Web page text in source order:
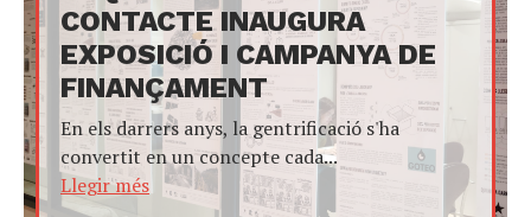
CONTACTE INAUGURA
EXPOSICIÓ I CAMPANYA DE
FINANÇAMENT
En els darrers anys, la gentrificació s'ha
convertit en un concepte cada...
Llegir més